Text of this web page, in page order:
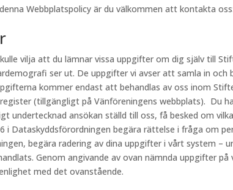
Webbplatspolicy är du välkommen att kontakta
vilja att du lämnar vissa uppgifter om dig själv till
ser ut. De uppgifter vi avser att samla in och
kommer endast att behandlas av oss inom
(tillgängligt på Vänföreningens webbplats). Du
ansökan ställd till oss, få besked om
Dataskyddsförordningen begära rättelse i fråga om
begära radering av dina uppgifter i vårt system
Genom angivande av ovan nämnda uppgifter
med det ovanstående.